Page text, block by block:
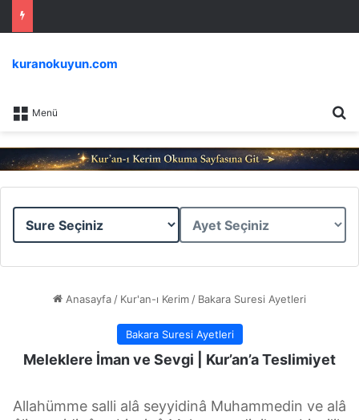
Menü
kuranokuyun.com
Sure
Ayet
Anasayfa / Kur'an-ı Kerim / Bakara Suresi Ayetleri
Bakara Suresi Ayetleri
Meleklere İman ve Sevgi | Kur’an’a Teslimiyet
Allahümme salli alâ seyyidinâ Muhammedin ve alâ